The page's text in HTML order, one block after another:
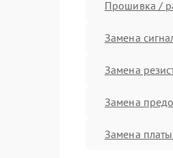
Прошивка /
Замена
Замена
Замена
Замена